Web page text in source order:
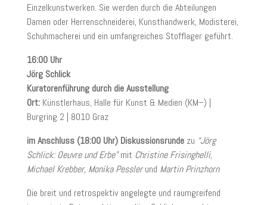
Einzelkunstwerken. Sie werden durch die Abteilungen
Damen oder Herrenschneiderei, Kunsthandwerk, Modisterei,
Schuhmacherei und ein umfangreiches Stofflager geführt.
16:00 Uhr
Jörg Schlick
Kuratorenführung durch die Ausstellung
Ort:Künstlerhaus, Halle für Kunst & Medien (KM–) |
Burgring 2 | 8010 Graz
im Anschluss (18:00 Uhr) Diskussionsrundezu “Jörg
Schlick: Oeuvre und Erbe”mit Christine Frisinghelli,
Michael Krebber, Monika Pesslerund Martin Prinzhorn
Die breit und retrospektiv angelegte und raumgreifend